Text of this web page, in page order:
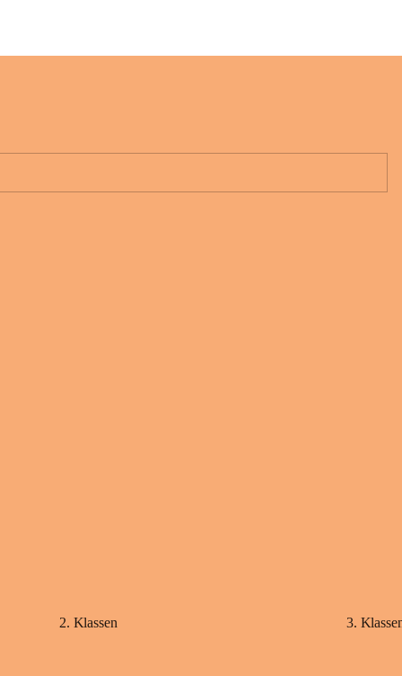
2. Klassen 3.